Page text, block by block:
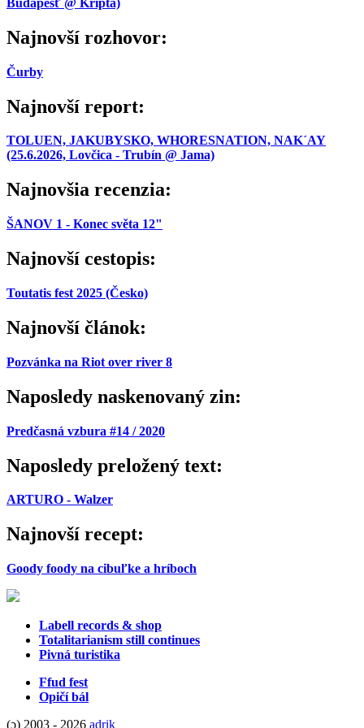
Najnovší rozhovor:
Čurby
Najnovší report:
TOLUEN, JAKUBYSKO, WHORESNATION, NAK´AY
(25.6.2026, Lovčica - Trubín @ Jama)
Najnovšia recenzia:
ŠANOV 1 - Konec světa 12"
Najnovší cestopis:
Toutatis fest 2025 (Česko)
Najnovší článok:
Pozvánka na Riot over river 8
Naposledy naskenovaný zin:
Predčasná vzbura #14 / 2020
Naposledy preložený text:
ARTURO - Walzer
Najnovší recept:
Goody foody na cibuľke a hríboch
Labell records & shop
Totalitarianism still continues
Pivná turistika
Ffud fest
Opičí bál
(ɔ) 2003 - 2026 adrik